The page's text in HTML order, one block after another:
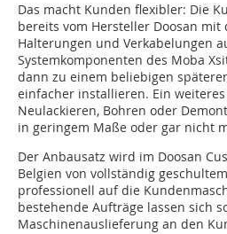
Das macht Kunden flexibler: Die
bereits vom Hersteller Doosan
Halterungen und Verkabelungen
Systemkomponenten des Moba
dann zu einem beliebigen
einfacher installieren. Ein weiteres
Neulackieren, Bohren oder
in geringem Maße oder gar nicht
Der Anbausatz wird im Doosan
Belgien von vollständig
professionell auf die
bestehende Aufträge lassen sich
Maschinenauslieferung an den